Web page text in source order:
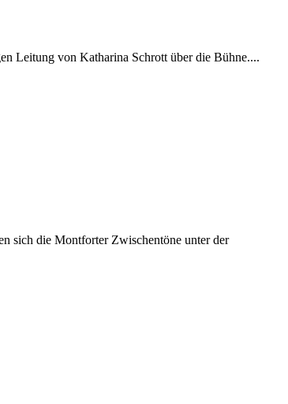
Leitung von Katharina Schrott über die Bühne....
sich die Montforter Zwischentöne unter der